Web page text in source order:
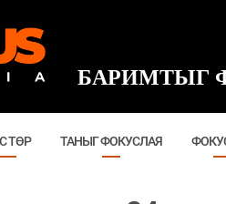
БАРИМТЫГ
ТӨР ТАНЫГ ФОКУСЛАЯ